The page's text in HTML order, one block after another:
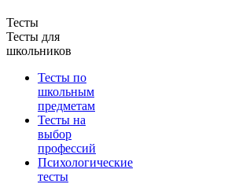
Тесты
Тесты для
школьников
Тесты по
школьным
предметам
Тесты на
выбор
профессий
Психологические
тесты